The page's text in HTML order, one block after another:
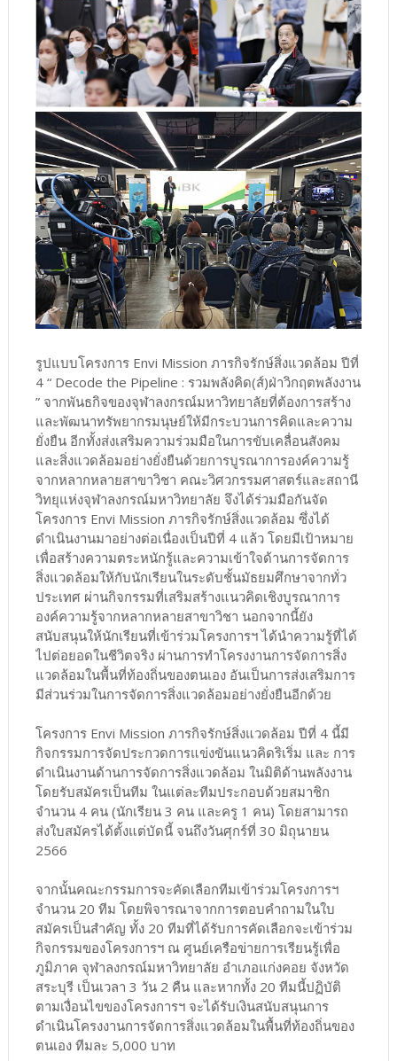
รูปแบบโครงการ Envi Mission ภารกิจรักษ์สิ่งแวดล้อม ปีที่
4 “ Decode the Pipeline : รวมพลังคิด(ส์)ฝ่าวิกฤตพลังงาน
” จากพันธกิจของจุฬาลงกรณ์มหาวิทยาลัยที่ต้องการสร้าง
และพัฒนาทรัพยากรมนุษย์ให้มีกระบวนการคิดและความ
ยั่งยืน อีกทั้งส่งเสริมความร่วมมือในการขับเคลื่อนสังคม
และสิ่งแวดล้อมอย่างยั่งยืนด้วยการบูรณาการองค์ความรู้
จากหลากหลายสาขาวิชา คณะวิศวกรรมศาสตร์และสถานี
วิทยุแห่งจุฬาลงกรณ์มหาวิทยาลัย จึงได้ร่วมมือกันจัด
โครงการ Envi Mission ภารกิจรักษ์สิ่งแวดล้อม ซึ่งได้
ดำเนินงานมาอย่างต่อเนื่องเป็นปีที่ 4 แล้ว โดยมีเป้าหมาย
เพื่อสร้างความตระหนักรู้และความเข้าใจด้านการจัดการ
สิ่งแวดล้อมให้กับนักเรียนในระดับชั้นมัธยมศึกษาจากทั่ว
ประเทศ ผ่านกิจกรรมที่เสริมสร้างแนวคิดเชิงบูรณาการ
องค์ความรู้จากหลากหลายสาขาวิชา นอกจากนี้ยัง
สนับสนุนให้นักเรียนที่เข้าร่วมโครงการฯ ได้นำความรู้ที่ได้
ไปต่อยอดในชีวิตจริง ผ่านการทำโครงงานการจัดการสิ่ง
แวดล้อมในพื้นที่ท้องถิ่นของตนเอง อันเป็นการส่งเสริมการ
มีส่วนร่วมในการจัดการสิ่งแวดล้อมอย่างยั่งยืนอีกด้วย
โครงการ Envi Mission ภารกิจรักษ์สิ่งแวดล้อม ปีที่ 4 นี้มี
กิจกรรมการจัดประกวดการแข่งขันแนวคิดริเริ่ม และ การ
ดำเนินงานด้านการจัดการสิ่งแวดล้อม ในมิติด้านพลังงาน
โดยรับสมัครเป็นทีม ในแต่ละทีมประกอบด้วยสมาชิก
จำนวน 4 คน (นักเรียน 3 คน และครู 1 คน) โดยสามารถ
ส่งใบสมัครได้ตั้งแต่บัดนี้ จนถึงวันศุกร์ที่ 30 มิถุนายน
2566
จากนั้นคณะกรรมการจะคัดเลือกทีมเข้าร่วมโครงการฯ
จำนวน 20 ทีม โดยพิจารณาจากการตอบคำถามในใบ
สมัครเป็นสำคัญ ทั้ง 20 ทีมที่ได้รับการคัดเลือกจะเข้าร่วม
กิจกรรมของโครงการฯ ณ ศูนย์เครือข่ายการเรียนรู้เพื่อ
ภูมิภาค จุฬาลงกรณ์มหาวิทยาลัย อำเภอแก่งคอย จังหวัด
สระบุรี เป็นเวลา 3 วัน 2 คืน และหากทั้ง 20 ทีมนี้ปฏิบัติ
ตามเงื่อนไขของโครงการฯ จะได้รับเงินสนับสนุนการ
ดำเนินโครงงานการจัดการสิ่งแวดล้อมในพื้นที่ท้องถิ่นของ
ตนเอง ทีมละ 5,000 บาท